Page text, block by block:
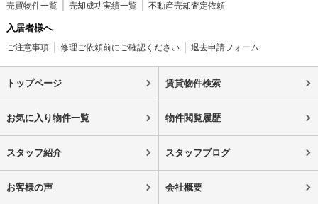
売買物件一覧 売却成功実績一覧 不動産売却査定依頼
入居者様へ
ご注意事項 修理ご依頼前にご確認ください 退去申請フォーム
トップページ 賃貸物件検索
お気に入り物件一覧 物件閲覧履歴
スタッフ紹介 スタッフブログ
お客様の声 会社概要